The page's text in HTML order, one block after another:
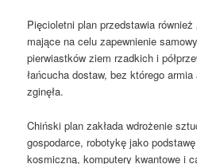
Pięcioletni plan przedstawia również
mające na celu zapewnienie
pierwiastków ziem rzadkich i
łańcucha dostaw, bez którego
zginęła.
Chiński plan zakłada wdrożenie
gospodarce, robotykę jako
kosmiczną, komputery kwantowe i